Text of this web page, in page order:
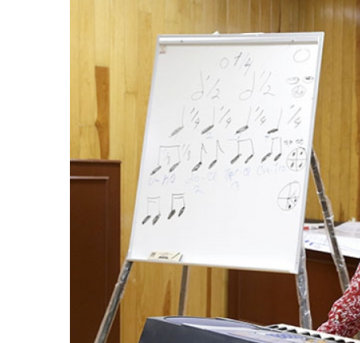
en el ejercicio de sus
Y salió la propuesta de Reforma
la Presidenta